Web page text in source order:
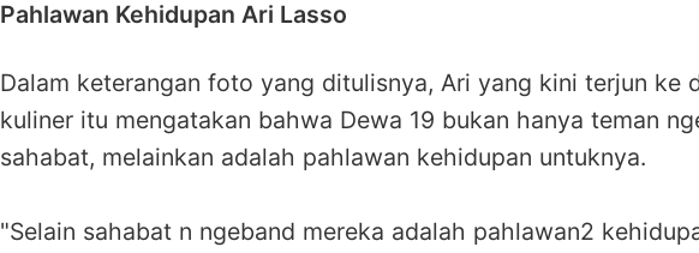
Pahlawan Kehidupan Ari Lasso
Dalam keterangan foto yang ditulisnya, Ari yang kini terjun ke
kuliner itu mengatakan bahwa Dewa 19 bukan hanya teman
sahabat, melainkan adalah pahlawan kehidupan untuknya.
"Selain sahabat n ngeband mereka adalah pahlawan2